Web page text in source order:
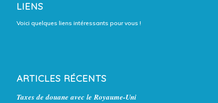
LIENS
Voici quelques liens intéressants pour vous !
ARTICLES RÉCENTS
Taxes de douane avec le Royaume-Uni